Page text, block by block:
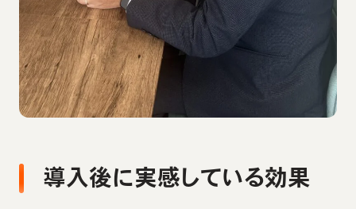
導入後に実感している効果